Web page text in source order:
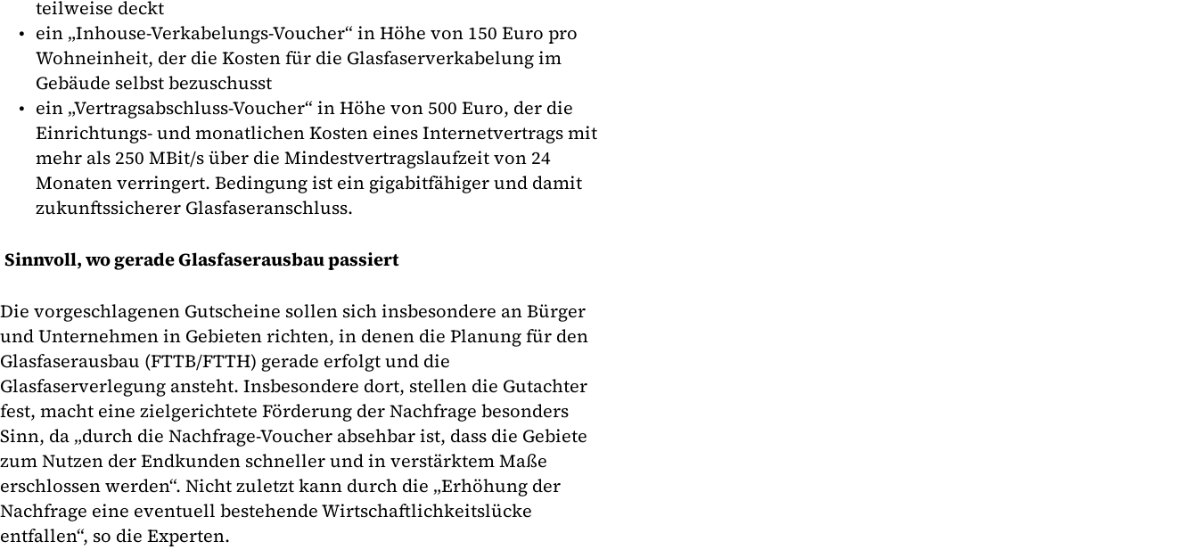
teilweise deckt
ein „Inhouse-Verkabelungs-Voucher“ in Höhe von 150 Euro pro
Wohneinheit, der die Kosten für die Glasfaserverkabelung im
Gebäude selbst bezuschusst
ein „Vertragsabschluss-Voucher“ in Höhe von 500 Euro, der die
Einrichtungs- und monatlichen Kosten eines Internetvertrags mit
mehr als 250 MBit/s über die Mindestvertragslaufzeit von 24
Monaten verringert. Bedingung ist ein gigabitfähiger und damit
zukunftssicherer Glasfaseranschluss.
Sinnvoll, wo gerade Glasfaserausbau passiert
Die vorgeschlagenen Gutscheine sollen sich insbesondere an Bürger
und Unternehmen in Gebieten richten, in denen die Planung für den
Glasfaserausbau (FTTB/FTTH) gerade erfolgt und die
Glasfaserverlegung ansteht. Insbesondere dort, stellen die Gutachter
fest, macht eine zielgerichtete Förderung der Nachfrage besonders
Sinn, da „durch die Nachfrage-Voucher absehbar ist, dass die Gebiete
zum Nutzen der Endkunden schneller und in verstärktem Maße
erschlossen werden“. Nicht zuletzt kann durch die „Erhöhung der
Nachfrage eine eventuell bestehende Wirtschaftlichkeitslücke
entfallen“, so die Experten.